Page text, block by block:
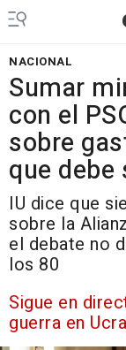
NACIONAL
Sumar
con el
sobre
que debe
IU dice que
sobre la
el debate no
los 80
Sigue en
guerra en